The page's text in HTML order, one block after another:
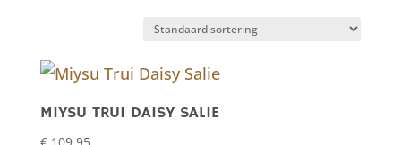
MIYSU TRUI DAISY SALIE